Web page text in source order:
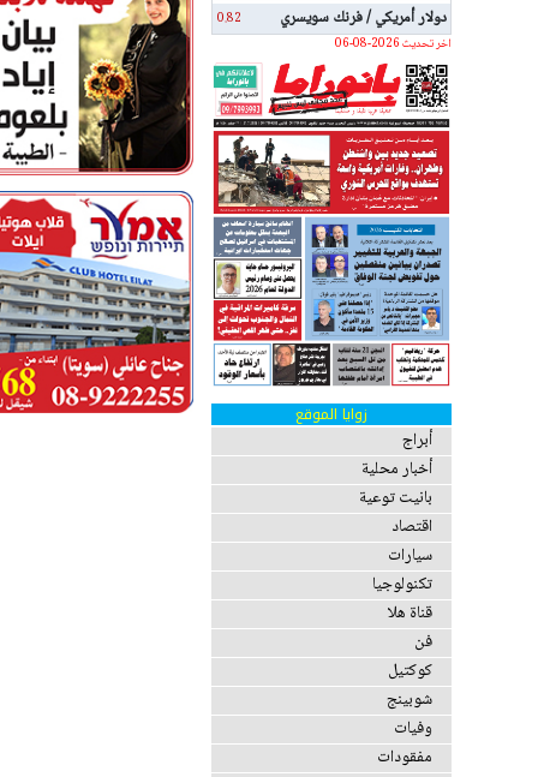
دولار أمريكي / فرنك سويسري
0.82
اخر تحديث 2026-08-06
زوايا الموقع
أبراج
أخبار محلية
بانيت توعية
اقتصاد
سيارات
تكنولوجيا
قناة هلا
فن
كوكتيل
شوبينج
وفيات
مفقودات